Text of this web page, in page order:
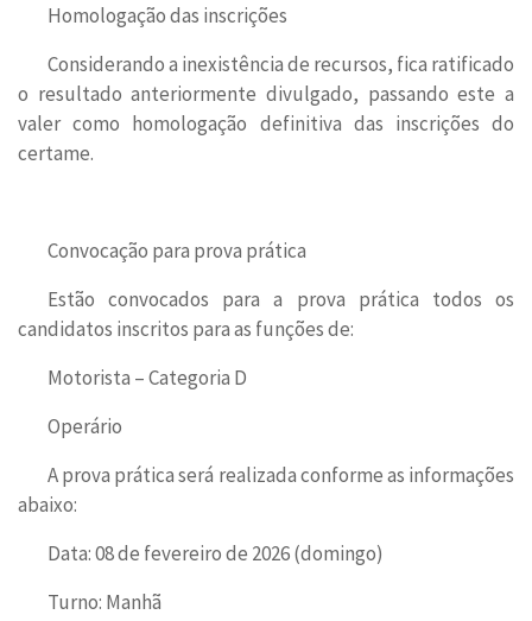
Homologação das inscrições
Considerando a inexistência de recursos, fica ratificado
o resultado anteriormente divulgado, passando este a
valer como homologação definitiva das inscrições do
certame.
Convocação para prova prática
Estão convocados para a prova prática todos os
candidatos inscritos para as funções de:
Motorista – Categoria D
Operário
A prova prática será realizada conforme as informações
abaixo:
Data: 08 de fevereiro de 2026 (domingo)
Turno: Manhã